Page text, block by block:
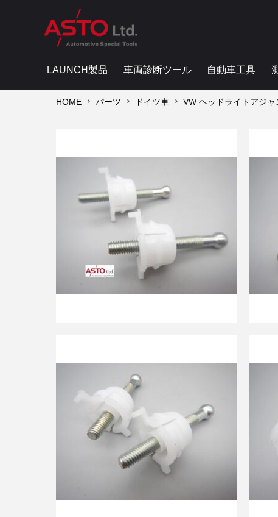
LAUNCH製品 車両診断ツール 自動車工具
HOME パーツ ドイツ車 VW ヘッドライトアジ